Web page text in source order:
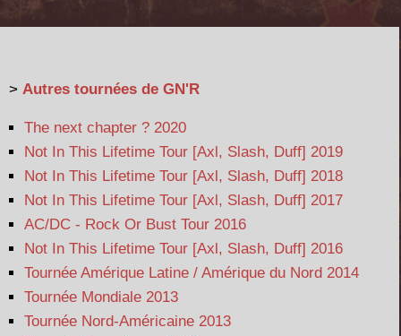
> Autres tournées de GN'R
The next chapter ? 2020
Not In This Lifetime Tour [Axl, Slash, Duff] 2019
Not In This Lifetime Tour [Axl, Slash, Duff] 2018
Not In This Lifetime Tour [Axl, Slash, Duff] 2017
AC/DC - Rock Or Bust Tour 2016
Not In This Lifetime Tour [Axl, Slash, Duff] 2016
Tournée Amérique Latine / Amérique du Nord 2014
Tournée Mondiale 2013
Tournée Nord-Américaine 2013